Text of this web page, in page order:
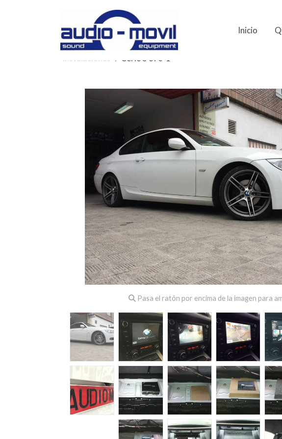
Inicio
Instalaciones Serie 3 e90-1
Pasa el ratón por encima de la imagen para